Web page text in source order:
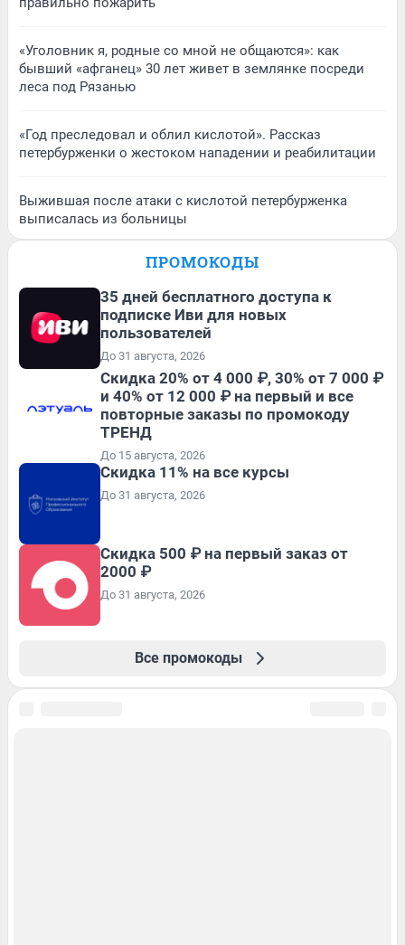
«Уголовник я, родные со мной не общаются»: как
бывший «афганец» 30 лет живет в землянке посреди
леса под Рязанью
«Год преследовал и облил кислотой». Рассказ
петербурженки о жестоком нападении и реабилитации
Выжившая после атаки с кислотой петербурженка
выписалась из больницы
ПРОМОКОДЫ
35 дней бесплатного доступа к
подписке Иви для новых
пользователей
До 31 августа, 2026
Скидка 20% от 4 000 ₽, 30% от 7 000 ₽
и 40% от 12 000 ₽ на первый и все
повторные заказы по промокоду
ТРЕНД
До 15 августа, 2026
Скидка 11% на все курсы
До 31 августа, 2026
Скидка 500 ₽ на первый заказ от
2000 ₽
До 31 августа, 2026
Все промокоды